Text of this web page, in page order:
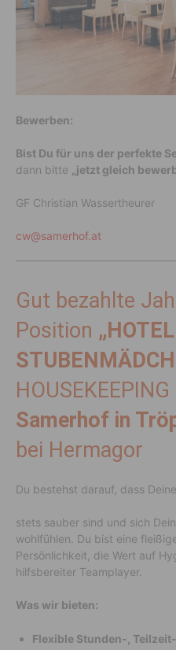
Bewerben:
Bist Du für uns der perfekte
dann bitte
„jetzt gleich
GF Christian Wassertheurer
cw@samerhof.at
Gut bezahlte
Position „HOTEL
Samerhof in
bei Hermagor
Du bestehst darauf, dass
stets sauber sind und sich
wohlfühlen. Du bist eine
Persönlichkeit, die Wert auf
hilfsbereiter Teamplayer.
Was wir bieten:
Flexible Stunden-,